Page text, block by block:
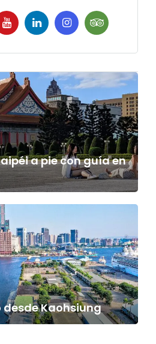
a pie con guía en
desde Kaohsiung